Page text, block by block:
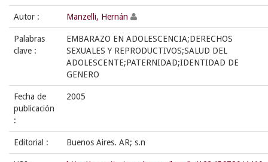
Autor : Manzelli, Hernán
Palabras
clave :
EMBARAZO EN ADOLESCENCIA;DERECHOS
SEXUALES Y REPRODUCTIVOS;SALUD DEL
ADOLESCENTE;PATERNIDAD;IDENTIDAD DE
GENERO
Fecha de
publicación
:
2005
Editorial : Buenos Aires. AR; s.n